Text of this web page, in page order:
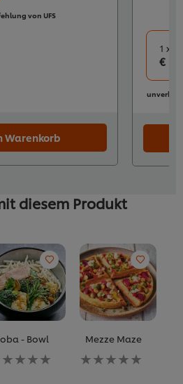
von UFS
Warenkorb
1 x 1
€
diesem Produkt
- Bowl Mezze Maze
Keine
Bewertungen